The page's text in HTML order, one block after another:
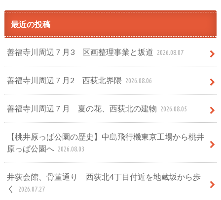
最近の投稿
善福寺川周辺７月3 区画整理事業と坂道 2026.08.07
善福寺川周辺７月2 西荻北界隈 2026.08.06
善福寺川周辺７月 夏の花、西荻北の建物 2026.08.05
【桃井原っぱ公園の歴史】中島飛行機東京工場から桃井
原っぱ公園へ 2026.08.03
井荻会館、骨董通り 西荻北4丁目付近を地蔵坂から歩
く
2026.07.27